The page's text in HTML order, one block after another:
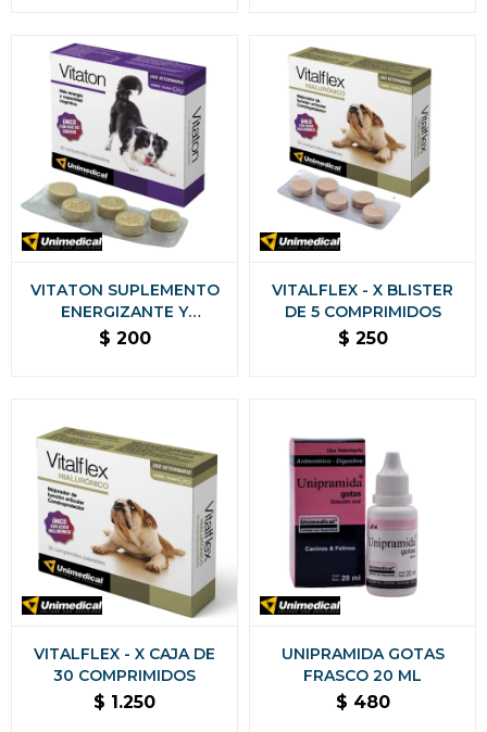
VITATON SUPLEMENTO
ENERGIZANTE Y
COGNITIVO - X BLISTER
$ 200
VITALFLEX - X BLISTER
DE 5 COMPRIMIDOS
$ 250
VITALFLEX - X CAJA DE
30 COMPRIMIDOS
$ 1.250
UNIPRAMIDA GOTAS
FRASCO 20 ML
$ 480